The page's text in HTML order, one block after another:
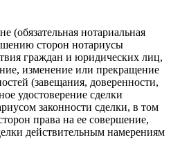
(обязательная нотариальная
сторон нотариусы
граждан и юридических лиц,
изменение или прекращение
(завещания, доверенности,
удостоверение сделки
законности сделки, в том
права на ее совершение,
действительным намерениям